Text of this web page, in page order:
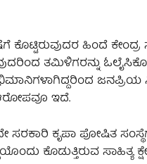
ಹಿಂದೆ
ತಮಿಳಿಗರನ್ನು
ಜನಪ್ರಿಯ
ಇದೆ.
ಸರಕಾರಿ ಕೃಪಾ ಪೋಷಿತ
ಕೊಡುತ್ತಿರುವ ಸಾಹಿತ್ಯ